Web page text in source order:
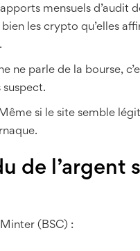
mensuels d’audit
les crypto qu’elles
ne parle de la bourse,
suspect.
si le site semble
de l’argent
(BSC) :